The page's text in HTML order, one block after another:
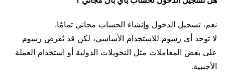
نعم، تسجيل الدخول وإنشاء الحساب مجاني تمامًا.
لا توجد أي رسوم للاستخدام الأساسي، لكن قد تُفرض رسوم
على بعض المعاملات مثل التحويلات الدولية أو استخدام العملة
الأجنبية.